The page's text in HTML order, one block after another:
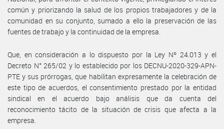
común y priorizando la salud de los propios trabajadores y de la
comunidad en su conjunto, sumado a ello la preservación de las
fuentes de trabajo y la continuidad de la empresa.
Que, en consideración a lo dispuesto por la Ley Nº 24.013 y el
Decreto N° 265/02 y lo establecido por los DECNU-2020-329-APN-
PTE y sus prórrogas, que habilitan expresamente la celebración de
este tipo de acuerdos, el consentimiento prestado por la entidad
sindical en el acuerdo bajo análisis que da cuenta del
reconocimiento tácito de la situación de crisis que afecta a la
empresa.